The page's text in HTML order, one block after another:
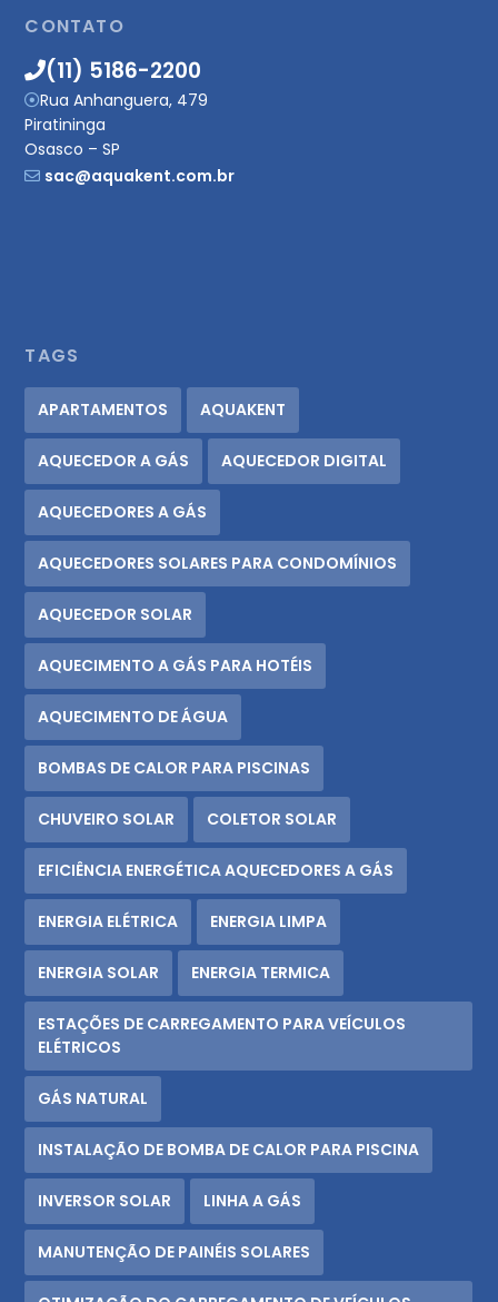
CONTATO
(11) 5186-2200
Rua Anhanguera, 479
Piratininga
Osasco – SP
sac@aquakent.com.br
TAGS
APARTAMENTOS AQUAKENT
AQUECEDOR A GÁS AQUECEDOR DIGITAL
AQUECEDORES A GÁS
AQUECEDORES SOLARES PARA CONDOMÍNIOS
AQUECEDOR SOLAR
AQUECIMENTO A GÁS PARA HOTÉIS
AQUECIMENTO DE ÁGUA
BOMBAS DE CALOR PARA PISCINAS
CHUVEIRO SOLAR COLETOR SOLAR
EFICIÊNCIA ENERGÉTICA AQUECEDORES A GÁS
ENERGIA ELÉTRICA ENERGIA LIMPA
ENERGIA SOLAR ENERGIA TERMICA
ESTAÇÕES DE CARREGAMENTO PARA VEÍCULOS
ELÉTRICOS
GÁS NATURAL
INSTALAÇÃO DE BOMBA DE CALOR PARA PISCINA
INVERSOR SOLAR LINHA A GÁS
MANUTENÇÃO DE PAINÉIS SOLARES